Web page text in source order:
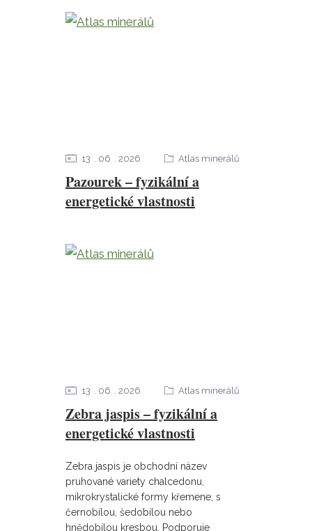
Pazourek – fyzikální a
energetické vlastnosti
13 06 2026 Atlas minerálů
Zebra jaspis – fyzikální a
energetické vlastnosti
13 06 2026 Atlas minerálů
Zebra jaspis je obchodní název
pruhované variety chalcedonu,
mikrokrystalické formy křemene, s
černobílou, šedobílou nebo
hnědobílou kresbou. Podporuje